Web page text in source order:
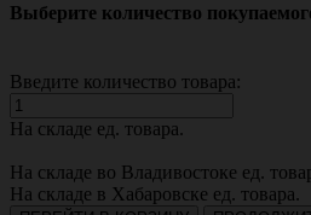
Выберите количество
Введите количество товара:
На складе ед. товара.
На складе во Владивостоке ед.
На складе в Хабаровске ед. товара.